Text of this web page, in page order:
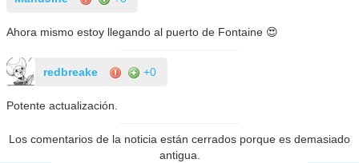
Ahora mismo estoy llegando al puerto de Fontaine 😍
redbreake +0
Potente actualización.
Los comentarios de la noticia están cerrados porque es demasiado
antigua.